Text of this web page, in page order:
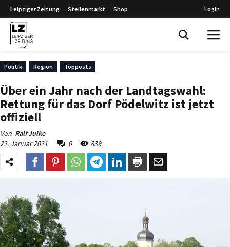
Leipziger Zeitung Stellenmarkt Shop Login
Politik Region Topposts
Über ein Jahr nach der Landtagswahl:
Rettung für das Dorf Pödelwitz ist jetzt
offiziell
Von Ralf Julke
22. Januar 2021
0 839